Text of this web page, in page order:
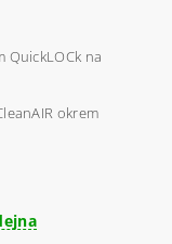
QuickLOCk na
okrem